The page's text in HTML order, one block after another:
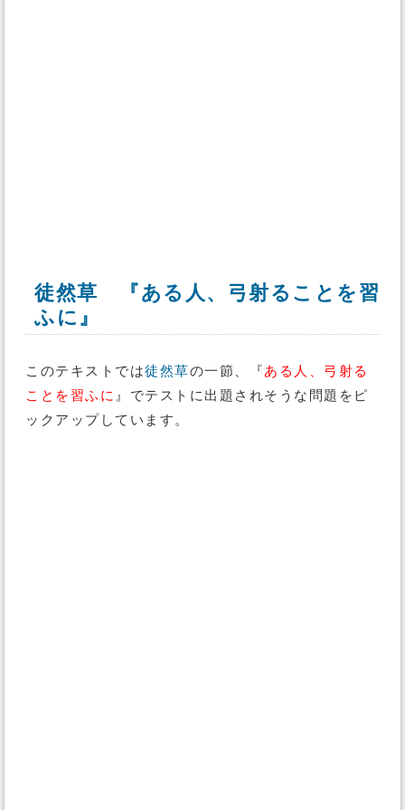
徒然草 『ある人、弓射ることを習
ふに』
このテキストでは徒然草の一節、『ある人、弓射る
ことを習ふに 』でテストに出題されそうな問題をピ
ックアップしています。